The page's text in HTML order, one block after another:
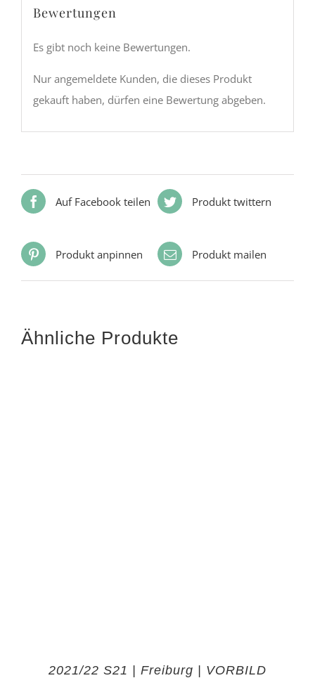
Bewertungen
Es gibt noch keine Bewertungen.
Nur angemeldete Kunden, die dieses Produkt
gekauft haben, dürfen eine Bewertung abgeben.
Auf Facebook teilen Produkt twittern
Produkt anpinnen Produkt mailen
Ähnliche Produkte
2021/22 S21 | Freiburg | VORBILD